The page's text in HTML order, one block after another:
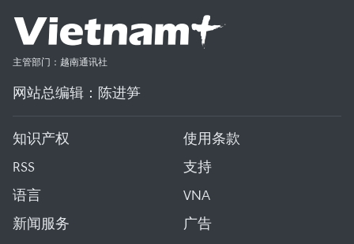
主管部门：越南通讯社
网站总编辑：陈进笋
知识产权
使用条款
RSS
支持
语言
VNA
新闻服务
广告